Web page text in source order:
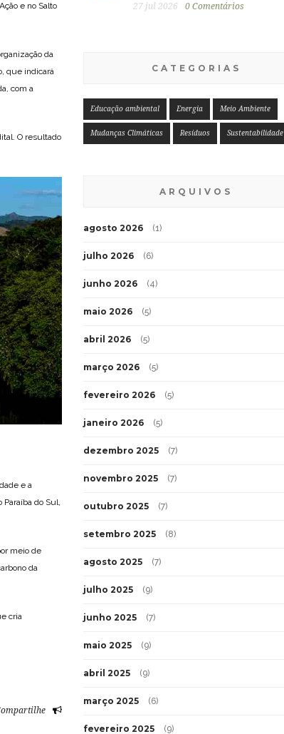
e no Salto
da
que indicará
com a
O resultado
e a
do Sul,
meio de
da
cria
27 jul 2026 0 Comentários
CATEGORIAS
Educação ambiental Energia Meio Ambiente
Mudanças Climáticas Resíduos Sustentabilidade
ARQUIVOS
agosto 2026 (1)
julho 2026 (6)
junho 2026 (4)
maio 2026 (5)
abril 2026 (5)
março 2026 (5)
fevereiro 2026 (5)
janeiro 2026 (5)
dezembro 2025 (7)
novembro 2025 (7)
outubro 2025 (7)
setembro 2025 (8)
agosto 2025 (7)
julho 2025 (9)
junho 2025 (7)
maio 2025 (9)
abril 2025 (9)
março 2025 (6)
fevereiro 2025 (9)